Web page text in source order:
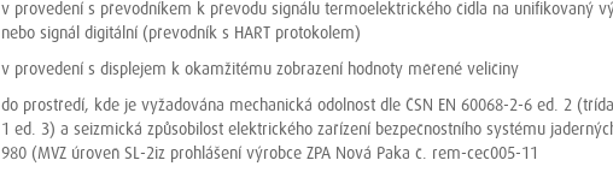
v provedení s převodníkem k převodu signálu termoelektrického čidla na unifikovaný
nebo signál digitální (převodník s HART protokolem)
v provedení s displejem k okamžitému zobrazení hodnoty měřené veličiny
do prostředí, kde je vyžadována mechanická odolnost dle ČSN EN 60068-2-6 ed. 2
1 ed. 3) a seizmická způsobilost elektrického zařízení bezpečnostního systému
980 (MVZ úroveň SL-2iz prohlášení výrobce ZPA Nová Paka č. rem-cec005-11